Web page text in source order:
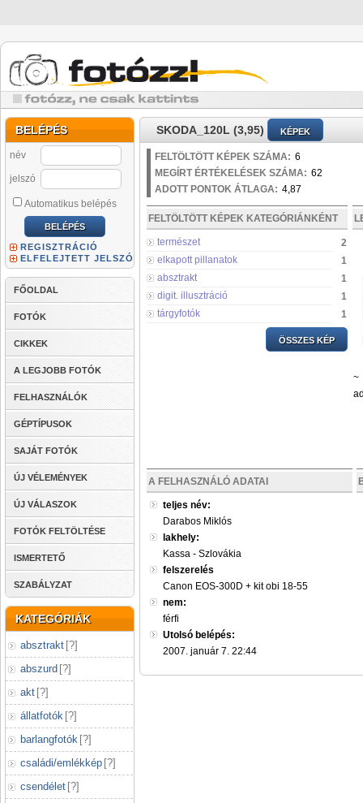
BELÉPÉS
név
jelszó
Automatikus belépés
REGISZTRÁCIÓ
ELFELEJTETT JELSZÓ
FŐOLDAL
FOTÓK
CIKKEK
A LEGJOBB FOTÓK
FELHASZNÁLÓK
GÉPTÍPUSOK
SAJÁT FOTÓK
ÚJ VÉLEMÉNYEK
ÚJ VÁLASZOK
FOTÓK FELTÖLTÉSE
ISMERTETŐ
SZABÁLYZAT
KATEGÓRIÁK
absztrakt [?]
abszurd [?]
akt [?]
állatfotók [?]
barlangfotók [?]
családi/emlékkép [?]
csendélet [?]
SKODA_120L (3,95) KÉPEK
FELTÖLTÖTT KÉPEK SZÁMA: 6
MEGÍRT ÉRTÉKELÉSEK SZÁMA: 62
ADOTT PONTOK ÁTLAGA: 4,87
FELTÖLTÖTT KÉPEK KATEGÓRIÁNKÉNT
természet
2
elkapott pillanatok
1
absztrakt
1
digit. illusztráció
1
tárgyfotók
1
ÖSSZES KÉP
~
A FELHASZNÁLÓ ADATAI
teljes név:
Darabos Miklós
lakhely:
Kassa - Szlovákia
felszerelés
Canon EOS-300D + kit obi 18-55
nem:
férfi
Utolsó belépés:
2007. január 7. 22:44